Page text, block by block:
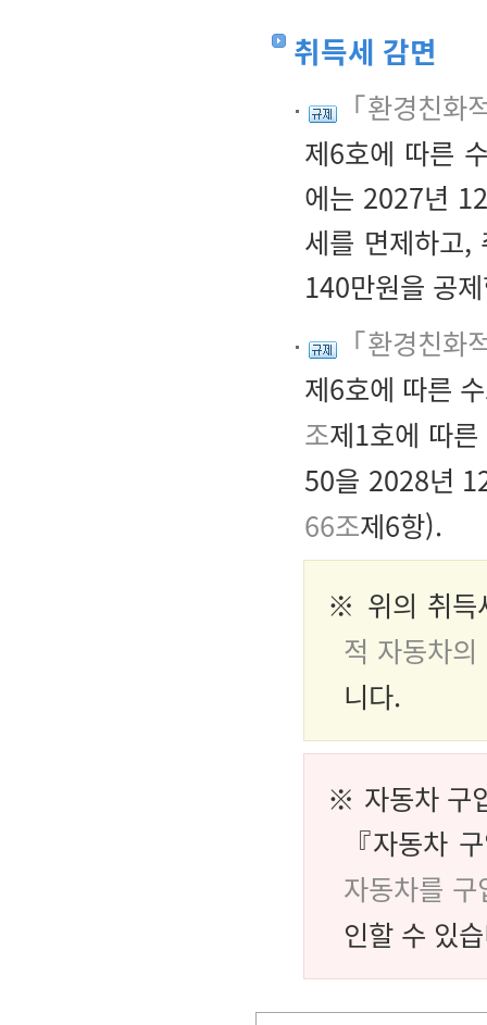
취득세 감면
「환경친화
제6호에 따른
에는 2027년
세를 면제하고,
140만원을 공
「환경친화
제6호에 따른
조제1호에 따
50을 2028년
66조제6항).
※ 위의 취득
적 자동차
니다.
※ 자동차 구
『자동차
자동차를
인할 수 있